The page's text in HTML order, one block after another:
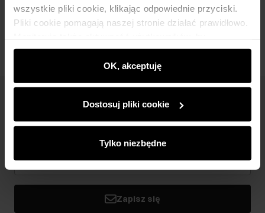
wszystkie pliki cookie, klikając odpowiednie przyciski.
Pliki cookie pomagają naszej stronie działać prawidłowo.
wyświetlać im dopasowane do ich preferencji treści,
rekomendacje oraz komunikaty reklamowe informujące o
najnowszych promocjach w e-sklepie. Informacje o tym,
partnerom społecznościowym, reklamowym i
analitycznym. Partnerzy mogą połączyć te informacje z
podczas korzystania z ich usług.
OK, akceptuję
Dostosuj pliki cookie
Tylko niezbędne
Opinie
Newsletter
Bądź na bieżąco z nowościami i promocjami!
Zapisz się